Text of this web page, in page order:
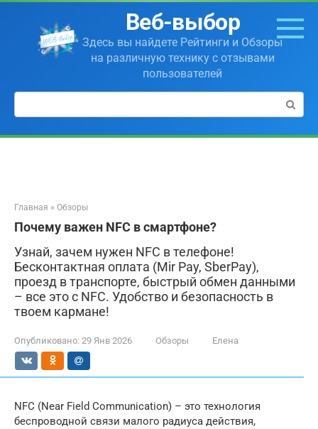
Перейти
контенту
Веб-выбор
Здесь вы найдете Рейтинги и Обзоры
на различную технику с отзывами
пользователей
Поиск:
Главная » Обзоры
Почему важен NFC в смартфоне?
Узнай, зачем нужен NFC в телефоне!
Бесконтактная оплата (Mir Pay, SberPay),
проезд в транспорте, быстрый обмен данными
– все это с NFC. Удобство и безопасность в
твоем кармане!
Опубликовано: 29 Янв 2026 Обзоры Елена
NFC (Near Field Communication) – это технология
беспроводной связи малого радиуса действия,